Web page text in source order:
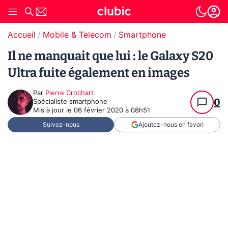
Accueil Mobile & Telecom Smartphone
Il ne manquait que lui : le Galaxy S20
Ultra fuite également en images
Par Pierre Crochart
Spécialiste smartphone
Mis à jour le 06 février 2020 à 08h51
0
Suivez-nous Ajoutez-nous en favori